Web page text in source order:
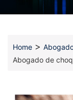
Home >
Abogado de